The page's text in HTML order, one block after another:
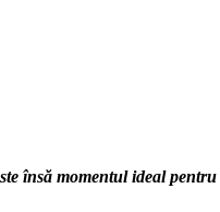
însă momentul ideal